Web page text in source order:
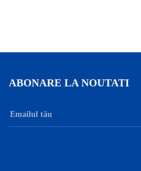
ABONARE LA NOUTATI